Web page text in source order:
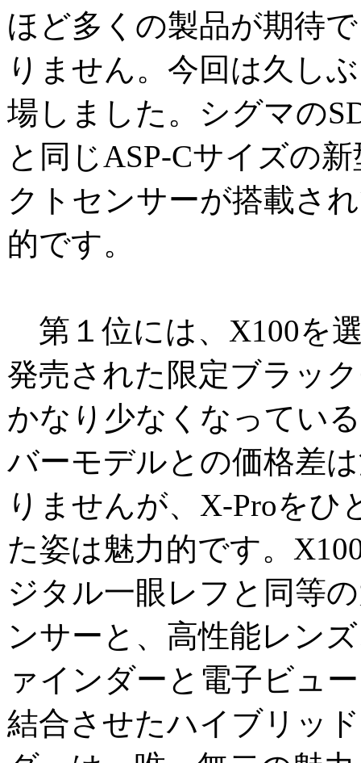
ほど多くの製品が期待
りません。今回は久し
場しました。シグマの
と同じASP-Cサイズの
クトセンサーが搭載さ
的です。
第１位には、X100を
発売された限定ブラッ
かなり少なくなってい
バーモデルとの価格差
りませんが、X-Proをひ
た姿は魅力的です。
ジタル一眼レフと同等
ンサーと、高性能レン
ァインダーと電子ビュ
結合させたハイブリッ